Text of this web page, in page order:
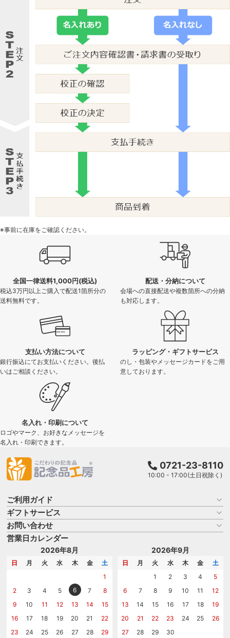
※事前に在庫をご確認ください。
全国一律送料1,000円(税込)
税込3万円以上ご購入で配送1箇所分の
送料無料です。
配送・分納について
会場への直接配送や複数箇所への分納
も対応します。
支払い方法について
銀行振込にてお支払いください。後払
いはご相談ください。
ラッピング・ギフトサービス
のし・包装やメッセージカードをご用
意しております。
名入れ・印刷について
ロゴやマーク、お好きなメッセージを
名入れ・印刷できます。
0721-23-8110
10:00 - 17:00(土日祝除く)
ご利用ガイド
お買い物ガイド
よくある質問
はじめての記念品選び
記念品工房の使い方
ギフトサービス
名入れについて
のし
メッセージカード
お問い合わせ
商品選びを相談する
名入れについて相談する
カタログを請求する
営業日カレンダー
2026年8月
日 月 火 水 木 金
土
1
2
3 4 5 6 7
8
9
10 11 12 13 14
15
16
17 18 19 20 21
22
23
24 25 26 27 28 29
2026年9月
日 月 火 水 木 金
土
1
2 3 4
5
6
7 8 9 10 11
12
13
14 15 16 17 18
19
20
21 22 23 24 25
26
27
28 29 30